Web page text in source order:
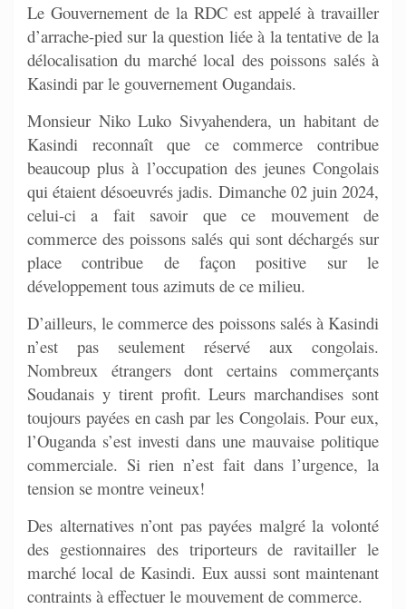
Le Gouvernement de la RDC est appelé à travailler
d’arrache-pied sur la question liée à la tentative de la
délocalisation du marché local des poissons salés à
Kasindi par le gouvernement Ougandais.
Monsieur Niko Luko Sivyahendera, un habitant de
Kasindi reconnaît que ce commerce contribue
beaucoup plus à l’occupation des jeunes Congolais
qui étaient désoeuvrés jadis. Dimanche 02 juin 2024,
celui-ci a fait savoir que ce mouvement de
commerce des poissons salés qui sont déchargés sur
place contribue de façon positive sur le
développement tous azimuts de ce milieu.
D’ailleurs, le commerce des poissons salés à Kasindi
n’est pas seulement réservé aux congolais.
Nombreux étrangers dont certains commerçants
Soudanais y tirent profit. Leurs marchandises sont
toujours payées en cash par les Congolais. Pour eux,
l’Ouganda s’est investi dans une mauvaise politique
commerciale. Si rien n’est fait dans l’urgence, la
tension se montre veineux!
Des alternatives n’ont pas payées malgré la volonté
des gestionnaires des triporteurs de ravitailler le
marché local de Kasindi. Eux aussi sont maintenant
contraints à effectuer le mouvement de commerce.